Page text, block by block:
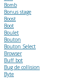
Bomb
Bonus stage
Boost
Boot
Boulet
Bouton
Bouton Select
Browser
Buff bot
Bug de collision
Byte